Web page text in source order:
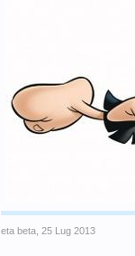
eta beta 25 Lug 2013